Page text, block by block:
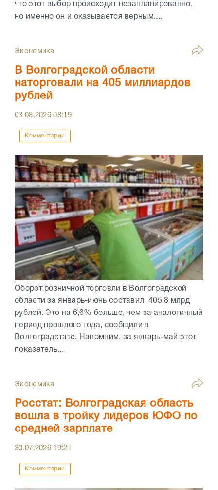
что этот выбор происходит незапланированно,
но именно он и оказывается верным....
Экономика
В Волгоградской области
наторговали на 405 миллиардов
рублей
03.08.202608:19
Комментарии
Оборот розничной торговли в Волгоградской
области за январь-июнь составил 405,8 млрд
рублей. Это на 6,6% больше, чем за аналогичный
период прошлого года, сообщили в
Волгоградстате. Напомним, за январь-май этот
показатель...
Экономика
Росстат: Волгоградская область
вошла в тройку лидеров ЮФО по
средней зарплате
30.07.2026 19:21
Комментарии